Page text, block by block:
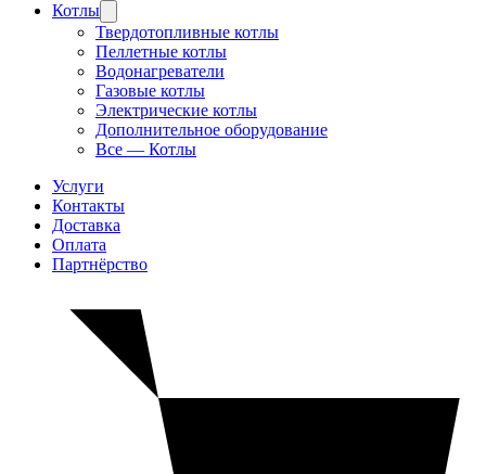
Котлы
Твердотопливные котлы
Пеллетные котлы
Водонагреватели
Газовые котлы
Электрические котлы
Дополнительное оборудование
Все — Котлы
Услуги
Контакты
Доставка
Оплата
Партнёрство